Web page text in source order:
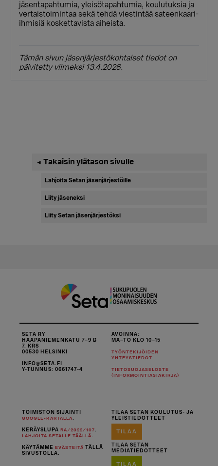
jäsentapahtumia, yleisötapahtumia, koulutuksia ja
vertaistoimintaa sekä tehdä viestintää sateenkaari-
ihmisiä koskettavista aiheista.
Tämän sivun jäsenjärjestökohtaiset tiedot on
päivitetty viimeksi 13.4.2026.
Ensisijainen
sivupalkki
◄ Takaisin ylätason sivulle
Lahjoita Setan jäsenjärjestöille
Liity jäseneksi
Liity Setan jäsenjärjestöksi
SETA RY
HAAPANIEMENKATU 7–9 B
7. KRS
00530 HELSINKI
INFO@SETA.FI
Y-TUNNUS: 0661747-4
AVOINNA:
MA–TO KLO 10–15
TYÖNTEKIJÖIDEN
YHTEYSTIEDOT
TIETOSUOJASELOSTE
(INFORMOINTIASIAKIRJA)
TOIMISTON SIJAINTI
GOOGLE-KARTALLA.
KERÄYSLUPARA/2022/107.
LAHJOITA SETALLE TÄÄLLÄ.
KÄYTÄMMEEVÄSTEITÄ TÄLLÄ
SIVUSTOLLA.
TILAA SETAN KOULUTUS- JA
YLEISTIEDOTTEET
TILAA
TILAA SETAN
MEDIATIEDOTTEET
TILAA